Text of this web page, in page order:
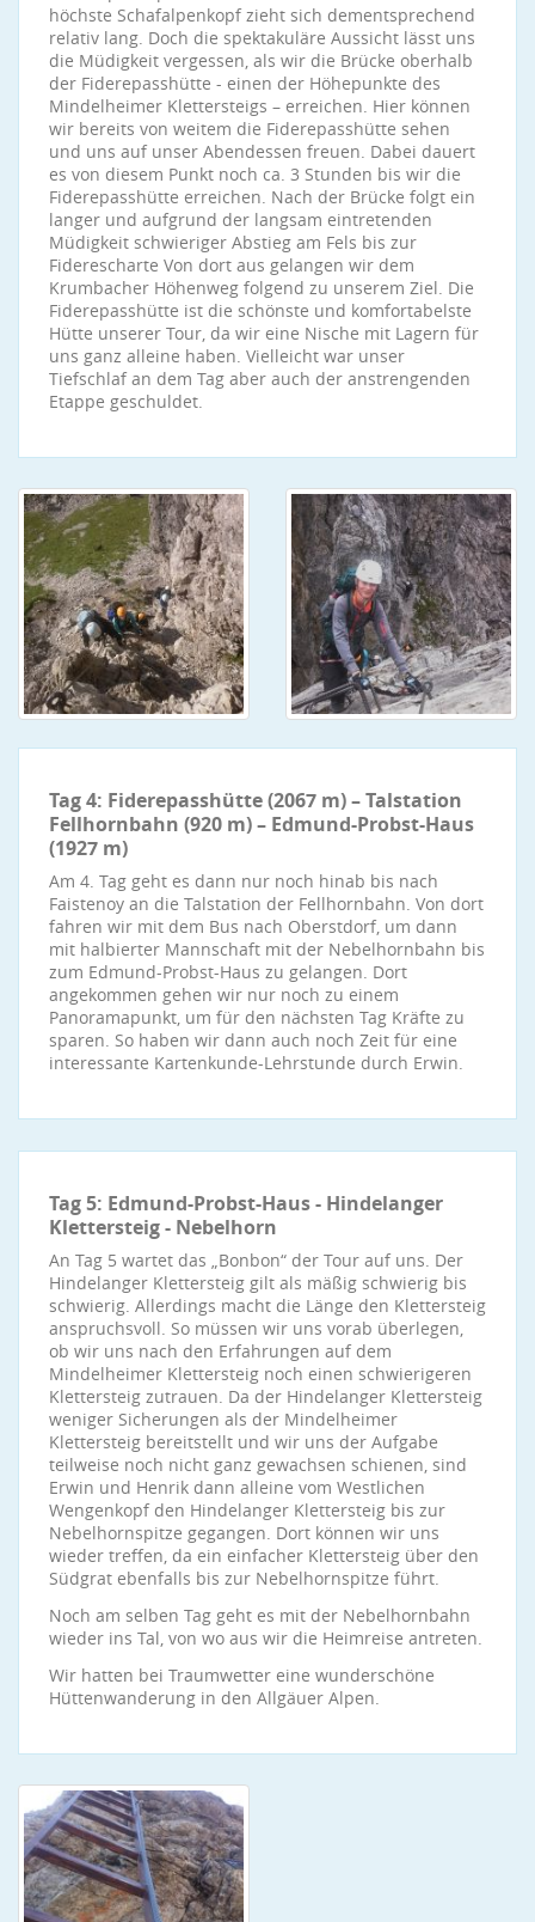
höchste Schafalpenkopf zieht sich dementsprechend
relativ lang. Doch die spektakuläre Aussicht lässt uns
die Müdigkeit vergessen, als wir die Brücke oberhalb
der Fiderepasshütte - einen der Höhepunkte des
Mindelheimer Klettersteigs – erreichen. Hier können
wir bereits von weitem die Fiderepasshütte sehen
und uns auf unser Abendessen freuen. Dabei dauert
es von diesem Punkt noch ca. 3 Stunden bis wir die
Fiderepasshütte erreichen. Nach der Brücke folgt ein
langer und aufgrund der langsam eintretenden
Müdigkeit schwieriger Abstieg am Fels bis zur
Fiderescharte Von dort aus gelangen wir dem
Krumbacher Höhenweg folgend zu unserem Ziel. Die
Fiderepasshütte ist die schönste und komfortabelste
Hütte unserer Tour, da wir eine Nische mit Lagern für
uns ganz alleine haben. Vielleicht war unser
Tiefschlaf an dem Tag aber auch der anstrengenden
Etappe geschuldet.
Tag 4: Fiderepasshütte (2067 m) – Talstation
Fellhornbahn (920 m) – Edmund-Probst-Haus
(1927 m)
Am 4. Tag geht es dann nur noch hinab bis nach
Faistenoy an die Talstation der Fellhornbahn. Von dort
fahren wir mit dem Bus nach Oberstdorf, um dann
mit halbierter Mannschaft mit der Nebelhornbahn bis
zum Edmund-Probst-Haus zu gelangen. Dort
angekommen gehen wir nur noch zu einem
Panoramapunkt, um für den nächsten Tag Kräfte zu
sparen. So haben wir dann auch noch Zeit für eine
interessante Kartenkunde-Lehrstunde durch Erwin.
Tag 5: Edmund-Probst-Haus - Hindelanger
Klettersteig - Nebelhorn
An Tag 5 wartet das „Bonbon“ der Tour auf uns. Der
Hindelanger Klettersteig gilt als mäßig schwierig bis
schwierig. Allerdings macht die Länge den Klettersteig
anspruchsvoll. So müssen wir uns vorab überlegen,
ob wir uns nach den Erfahrungen auf dem
Mindelheimer Klettersteig noch einen schwierigeren
Klettersteig zutrauen. Da der Hindelanger Klettersteig
weniger Sicherungen als der Mindelheimer
Klettersteig bereitstellt und wir uns der Aufgabe
teilweise noch nicht ganz gewachsen schienen, sind
Erwin und Henrik dann alleine vom Westlichen
Wengenkopf den Hindelanger Klettersteig bis zur
Nebelhornspitze gegangen. Dort können wir uns
wieder treffen, da ein einfacher Klettersteig über den
Südgrat ebenfalls bis zur Nebelhornspitze führt.
Noch am selben Tag geht es mit der Nebelhornbahn
wieder ins Tal, von wo aus wir die Heimreise antreten.
Wir hatten bei Traumwetter eine wunderschöne
Hüttenwanderung in den Allgäuer Alpen.